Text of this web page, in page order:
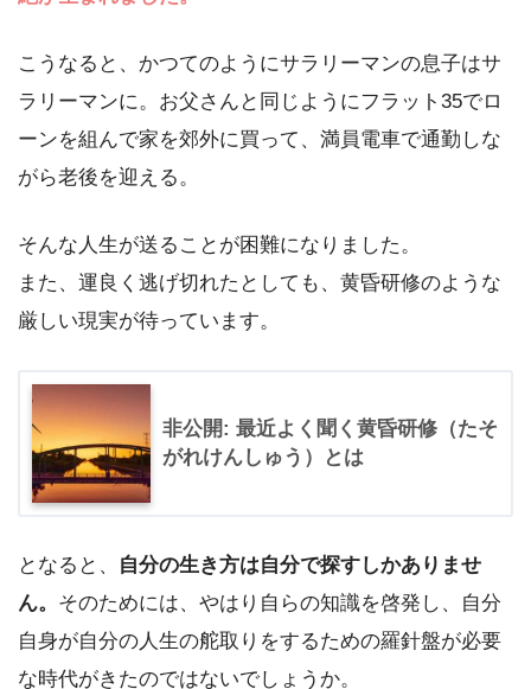
こうなると、かつてのようにサラリーマンの息子はサ
ラリーマンに。お父さんと同じようにフラット35でロ
ーンを組んで家を郊外に買って、満員電車で通勤しな
がら老後を迎える。
そんな人生が送ることが困難になりました。
また、運良く逃げ切れたとしても、黄昏研修のような
厳しい現実が待っています。
非公開: 最近よく聞く黄昏研修（たそ
がれけんしゅう）とは
となると、
自分の生き方は自分で探すしかありませ
ん。 そのためには、やはり自らの知識を啓発し、自分
自身が自分の人生の舵取りをするための羅針盤が必要
な時代がきたのではないでしょうか。